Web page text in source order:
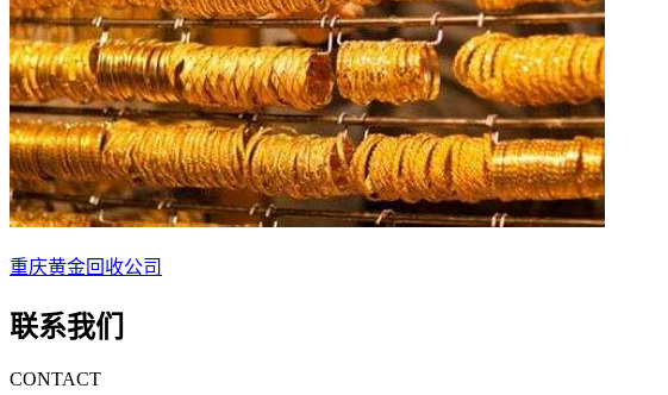
重庆黄金回收公司
联系我们
CONTACT